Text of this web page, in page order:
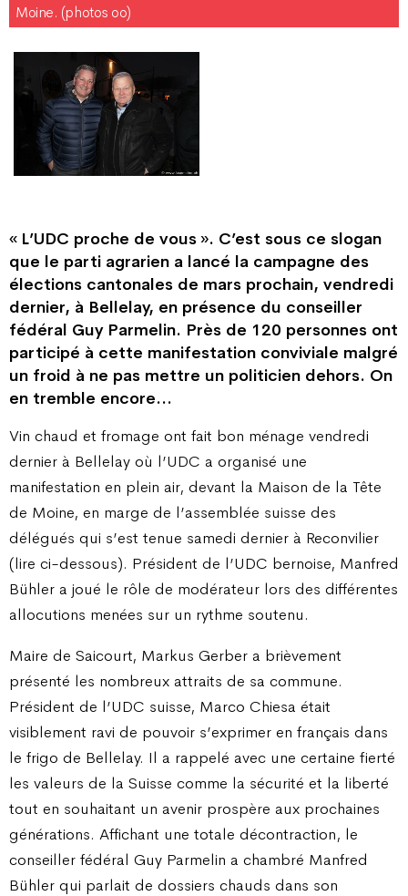
Moine. (photos oo)
« L’UDC proche de vous ». C’est sous ce slogan
que le parti agrarien a lancé la campagne des
élections cantonales de mars prochain, vendredi
dernier, à Bellelay, en présence du conseiller
fédéral Guy Parmelin. Près de 120 personnes ont
participé à cette manifestation conviviale malgré
un froid à ne pas mettre un politicien dehors. On
en tremble encore…
Vin chaud et fromage ont fait bon ménage vendredi
dernier à Bellelay où l’UDC a organisé une
manifestation en plein air, devant la Maison de la Tête
de Moine, en marge de l’assemblée suisse des
délégués qui s’est tenue samedi dernier à Reconvilier
(lire ci-dessous). Président de l’UDC bernoise, Manfred
Bühler a joué le rôle de modérateur lors des différentes
allocutions menées sur un rythme soutenu.
Maire de Saicourt, Markus Gerber a brièvement
présenté les nombreux attraits de sa commune.
Président de l’UDC suisse, Marco Chiesa était
visiblement ravi de pouvoir s’exprimer en français dans
le frigo de Bellelay. Il a rappelé avec une certaine fierté
les valeurs de la Suisse comme la sécurité et la liberté
tout en souhaitant un avenir prospère aux prochaines
générations. Affichant une totale décontraction, le
conseiller fédéral Guy Parmelin a chambré Manfred
Bühler qui parlait de dossiers chauds dans son